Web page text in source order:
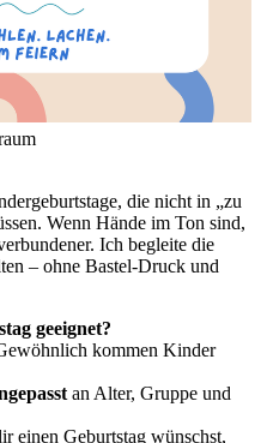
die nicht in „zu
Wenn Hände im Ton sind,
Ich begleite die
– ohne Bastel-Druck und
geeignet?
kommen Kinder
an Alter, Gruppe und
einen Geburtstag wünschst,